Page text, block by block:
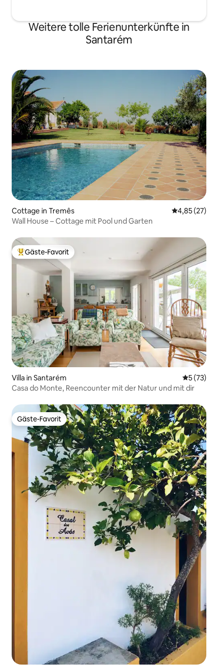
Weitere tolle Ferienunterkünfte in
Santarém
Cottage in Tremês
4,85 (27)
Wall House – Cottage mit Pool und Garten
Beliebter Gäste-Favorit.
Gäste-Favorit
Villa in Santarém
5 (73)
Casa do Monte, Reencounter mit der Natur und mit dir
Gäste-Favorit
Gäste-Favorit